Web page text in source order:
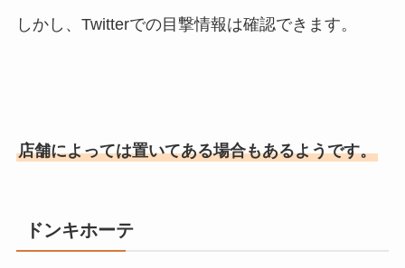
しかし、Twitterでの目撃情報は確認できます。
店舗によっては置いてある場合もあるようです。
ドンキホーテ